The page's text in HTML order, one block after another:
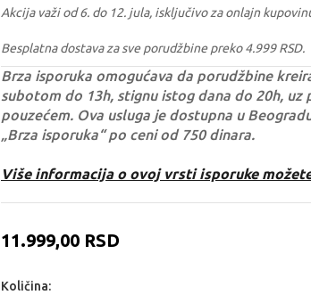
Akcija važi od 6. do 12. jula, isključivo za onlajn
Besplatna dostava za sve porudžbine preko 4.999 RSD.
Brza isporuka omogućava da porudžbine
subotom do 13h, stignu istog dana do 20h,
pouzećem. Ova usluga je dostupna u
„Brza isporuka“ po ceni od 750 dinara.
Više informacija o ovoj vrsti isporuke
11.999,00 RSD
Količina: